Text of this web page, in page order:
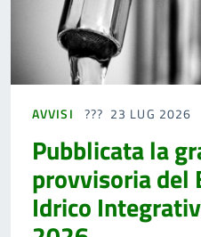
AVVISI 23 LUG 2026
Pubblicata la
provvisoria del
Idrico